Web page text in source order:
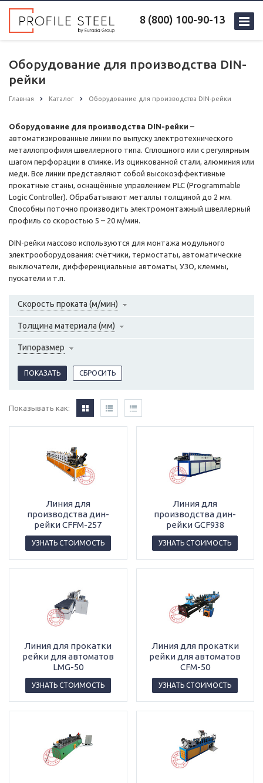
8 (800) 100-90-13
Оборудование для производства DIN-
рейки
Главная Каталог Оборудование для производства DIN-рейки
Оборудование для производства DIN-рейки –
автоматизированные линии по выпуску электротехнического
металлопрофиля швеллерного типа. Сплошного или с регулярным
шагом перфорации в спинке. Из оцинкованной стали, алюминия или
меди. Все линии представляют собой высокоэффективные
прокатные станы, оснащённые управлением PLC (Programmable
Logic Controller). Обрабатывают металлы толщиной до 2 мм.
Способны поточно производить электромонтажный швеллерный
профиль со скоростью 5 – 20 м/мин.
DIN-рейки массово используются для монтажа модульного
электрооборудования: счётчики, термостаты, автоматические
выключатели, дифференциальные автоматы, УЗО, клеммы,
пускатели и т.п.
Скорость проката (м/мин)
Толщина материала (мм)
Типоразмер
Показывать как:
Линия для
производства дин-
рейки СFFM-257
УЗНАТЬ СТОИМОСТЬ
Линия для
производства дин-
рейки GCF938
УЗНАТЬ СТОИМОСТЬ
Линия для прокатки
рейки для автоматов
LMG-50
УЗНАТЬ СТОИМОСТЬ
Линия для прокатки
рейки для автоматов
CFM-50
УЗНАТЬ СТОИМОСТЬ